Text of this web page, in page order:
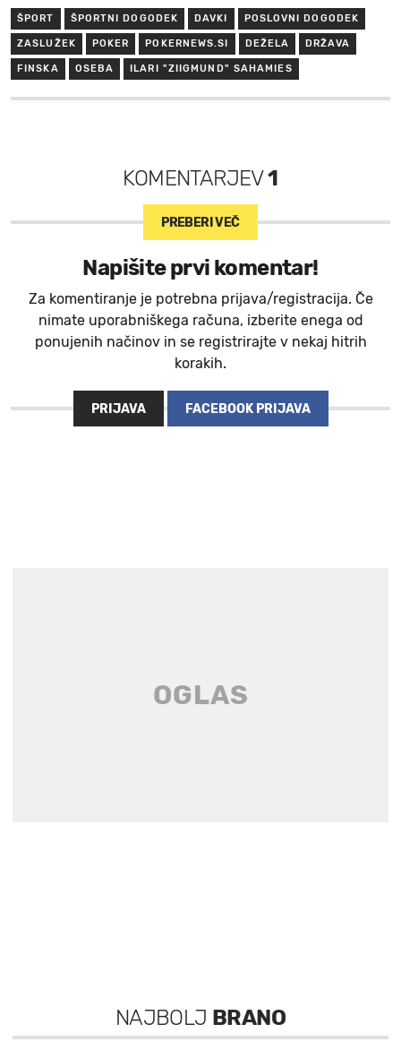
ŠPORT ŠPORTNI DOGODEK DAVKI POSLOVNI DOGODEK
ZASLUŽEK POKER POKERNEWS.SI DEŽELA DRŽAVA
FINSKA OSEBA ILARI "ZIIGMUND" SAHAMIES
KOMENTARJEV1
PREBERI VEČ
Napišite prvi komentar!
Za komentiranje je potrebna prijava/registracija. Če
nimate uporabniškega računa, izberite enega od
ponujenih načinov in se registrirajte v nekaj hitrih
korakih.
PRIJAVA FACEBOOK PRIJAVA
NAJBOLJ BRANO